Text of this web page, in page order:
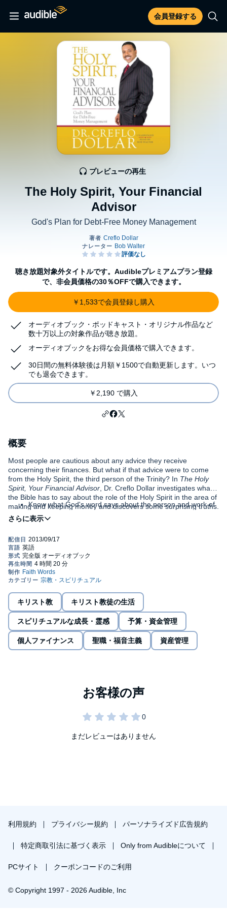
会員登録する
The Holy Spirit, Your Financial
Advisor
God's Plan for Debt-Free Money Management
プレビューの再生
聴き放題対象外タイトルです。Audibleプレミアムプラン登録
で、非会員価格の30％OFFで購入できます。
￥1,533で会員登録し購入
オーディオブック・ポッドキャスト・オリジナル作品など
数十万以上の対象作品が聴き放題。
オーディオブックをお得な会員価格で購入できます。
30日間の無料体験後は月額￥1500で自動更新します。いつ
でも退会できます。
￥2,190 で購入
概要
Most people are cautious about any advice they receive
concerning their finances. But what if that advice were to come
from the Holy Spirit, the third person of the Trinity? In The Holy
Spirit, Your Financial Advisor , Dr. Creflo Dollar investigates what
the Bible has to say about the role of the Holy Spirit in the area of
making and keeping money and discovers some surprising truths.
In this book, readers will discover that the Holy Spirit will help
Know what God's word says about the person and work of
the Holy Spirit
Access supernatural power to manage money
Apply practical knowledge to take control of finances
Tap into the wisdom of total life prosperity
Change a poverty mindset
Discover God's system of seedtime and harvest
Practice true success
Practical application questions and activities at the end of each
obtaining financial freedom.
キリスト教 キリスト教徒の生活
スピリチュアルな成長・霊感 予算・資金管理
個人ファイナンス 聖職・福音主義 資産管理
まだレビューはありません
利用規約 プライバシー規約 パーソナライズド広告規約
特定商取引法に基づく表示 Only from Audibleについて
PCサイト クーポンコードのご利用
© Copyright 1997 - 2026 Audible, Inc